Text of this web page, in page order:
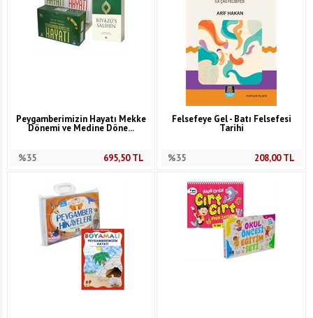
Peygamberimizin Hayatı Mekke
Dönemi ve Medine Döne...
%35 695,50TL
Felsefeye Gel - Batı Felsefesi
Tarihi
%35 208,00TL